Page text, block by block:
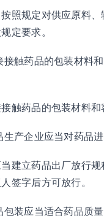
照规定对供应原料
定要求。
接触药品的包装材料
触药品的包装材料
生产企业应当对药品
建立药品出厂放行
签字后方可放行。
包装应当适合药品质